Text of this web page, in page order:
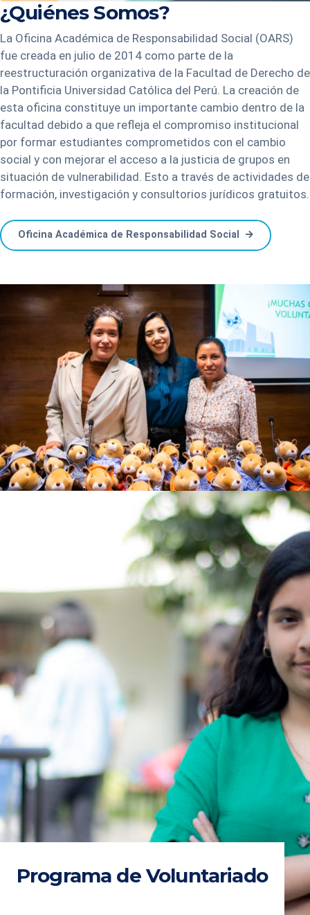
¿Quiénes Somos?
La Oficina Académica de Responsabilidad Social (OARS)
fue creada en julio de 2014 como parte de la
reestructuración organizativa de la Facultad de Derecho de
la Pontificia Universidad Católica del Perú. La creación de
esta oficina constituye un importante cambio dentro de la
facultad debido a que refleja el compromiso institucional
por formar estudiantes comprometidos con el cambio
social y con mejorar el acceso a la justicia de grupos en
situación de vulnerabilidad. Esto a través de actividades de
formación, investigación y consultorios jurídicos gratuitos.
Oficina Académica de Responsabilidad Social
Programa de Voluntariado